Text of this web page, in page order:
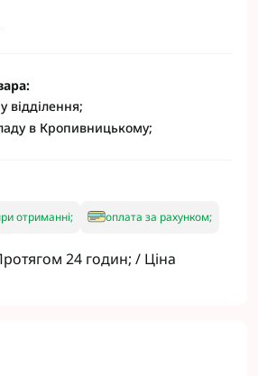
в Кропивницькому;
отриманні; оплата за рахунком;
24 годин; / Ціна